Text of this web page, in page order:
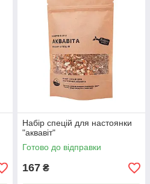
Набір спецій для настоянки
"аквавіт"
Готово до відправки
167 ₴